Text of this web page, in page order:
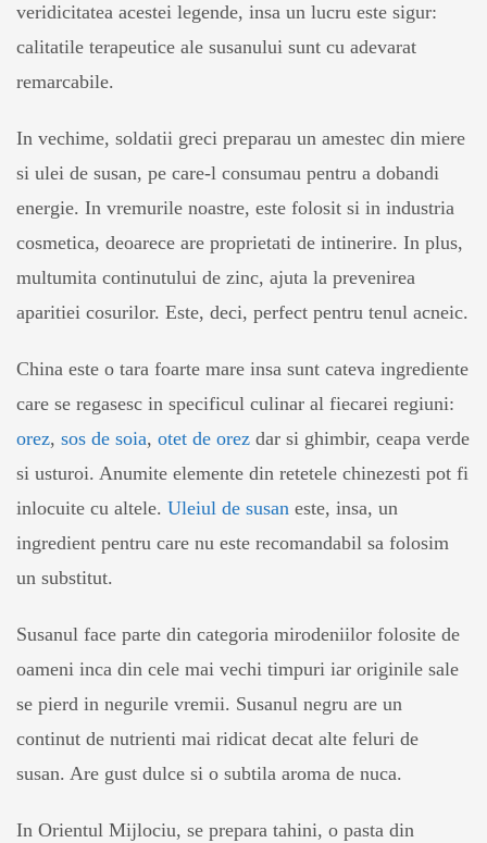
veridicitatea acestei legende, insa un lucru este sigur:
calitatile terapeutice ale susanului sunt cu adevarat
remarcabile.
In vechime, soldatii greci preparau un amestec din miere
si ulei de susan, pe care-l consumau pentru a dobandi
energie. In vremurile noastre, este folosit si in industria
cosmetica, deoarece are proprietati de intinerire. In plus,
multumita continutului de zinc, ajuta la prevenirea
aparitiei cosurilor. Este, deci, perfect pentru tenul acneic.
China este o tara foarte mare insa sunt cateva ingrediente
care se regasesc in specificul culinar al fiecarei regiuni:
orez, sos de soia, otet de orez dar si ghimbir, ceapa verde
si usturoi. Anumite elemente din retetele chinezesti pot fi
inlocuite cu altele. Uleiul de susan este, insa, un
ingredient pentru care nu este recomandabil sa folosim
un substitut.
Susanul face parte din categoria mirodeniilor folosite de
oameni inca din cele mai vechi timpuri iar originile sale
se pierd in negurile vremii. Susanul negru are un
continut de nutrienti mai ridicat decat alte feluri de
susan. Are gust dulce si o subtila aroma de nuca.
In Orientul Mijlociu, se prepara tahini, o pasta din